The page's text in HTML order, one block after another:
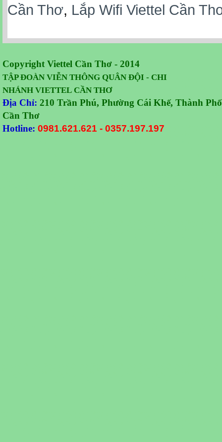
Cần Thơ, Lắp Wifi Viettel Cần
Copyright Viettel Cần Thơ - 2014
TẬP ĐOÀN VIỄN THÔNG QUÂN ĐỘI - CHI
NHÁNH VIETTEL CẦN THƠ
Địa Chỉ: 210 Trần Phú, Phường Cái Khế, Thành Phố
Cần Thơ
Hotline: 0981.621.621 - 0357.197.197